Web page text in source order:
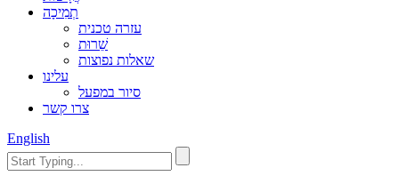
תְמִיכָה
עזרה טכנית
שֵׁרוּת
שאלות נפוצות
עלינו
סיור במפעל
צרו קשר
English